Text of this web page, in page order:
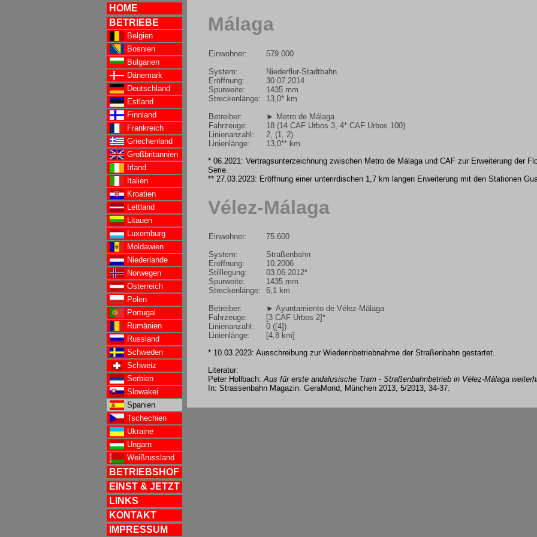
HOME
BETRIEBE
Belgien
Bosnien
Bulgarien
Dänemark
Deutschland
Estland
Finnland
Frankreich
Griechenland
Großbritannien
Irland
Italien
Kroatien
Lettland
Litauen
Luxemburg
Moldawien
Niederlande
Norwegen
Österreich
Polen
Portugal
Rumänien
Russland
Schweden
Schweiz
Serbien
Slowakei
Spanien
Tschechien
Ukraine
Ungarn
Weißrussland
BETRIEBSHOF
EINST & JETZT
LINKS
KONTAKT
IMPRESSUM
Málaga
Einwohner:
System:
Eröffnung:
Spurweite:
Streckenlänge:
Betreiber:
Fahrzeuge:
Linienanzahl:
Linienlänge:
579.000
Niederflur-Stadtbahn
30.07.2014
1435 mm
13,0* km
► Metro de Málaga
18 (14 CAF Urbos 3, 4* CAF Urbos 100)
2, (1, 2)
13,0** km
* 06.2021: Vertragsunterzeichnung zwischen Metro de Málaga und CAF zur Erweiterung der
Serie.
** 27.03.2023: Eröffnung einer unterirdischen 1,7 km langen Erweiterung mit den Stationen
Vélez-Málaga
Einwohner:
System:
Eröffnung:
Stilllegung:
Spurweite:
Streckenlänge:
Betreiber:
Fahrzeuge:
Linienanzahl:
Linienlänge:
75.600
Straßenbahn
10.2006
03.06.2012*
1435 mm
6,1 km
► Ayuntamiento de Vélez-Málaga
[3 CAF Urbos 2]*
0 ([4])
[4,8 km]
* 10.03.2023: Ausschreibung zur Wiederinbetriebnahme der Straßenbahn gestartet.
Literatur:
Peter Hollbach: Aus für erste andalusische Tram - Straßenbahnbetrieb in Vélez-Málaga
In: Strassenbahn Magazin. GeraMond, München 2013, 5/2013, 34-37.